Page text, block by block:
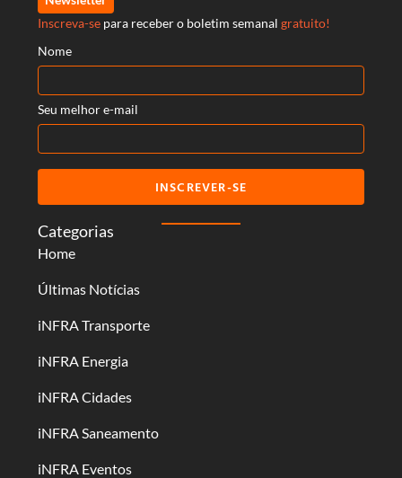
Categorias
Home
Últimas Notícias
iNFRA Transporte
iNFRA Energia
iNFRA Cidades
iNFRA Saneamento
iNFRA Eventos
Inscreva-se para receber o boletim semanal gratuito!
Nome
Seu melhor e-mail
INSCREVER-SE